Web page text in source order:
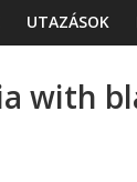
UTAZÁSOK
with